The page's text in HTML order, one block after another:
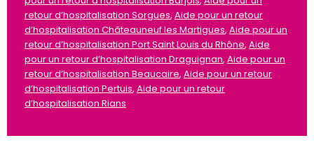
retour d’hospitalisation Sorgues, Aide pour un retour
d’hospitalisation Châteauneuf les Martigues, Aide pour un
retour d’hospitalisation Port Saint Louis du Rhône, Aide
pour un retour d’hospitalisation Draguignan, Aide pour un
retour d’hospitalisation Beaucaire, Aide pour un retour
d’hospitalisation Pertuis, Aide pour un retour
d’hospitalisation Rians